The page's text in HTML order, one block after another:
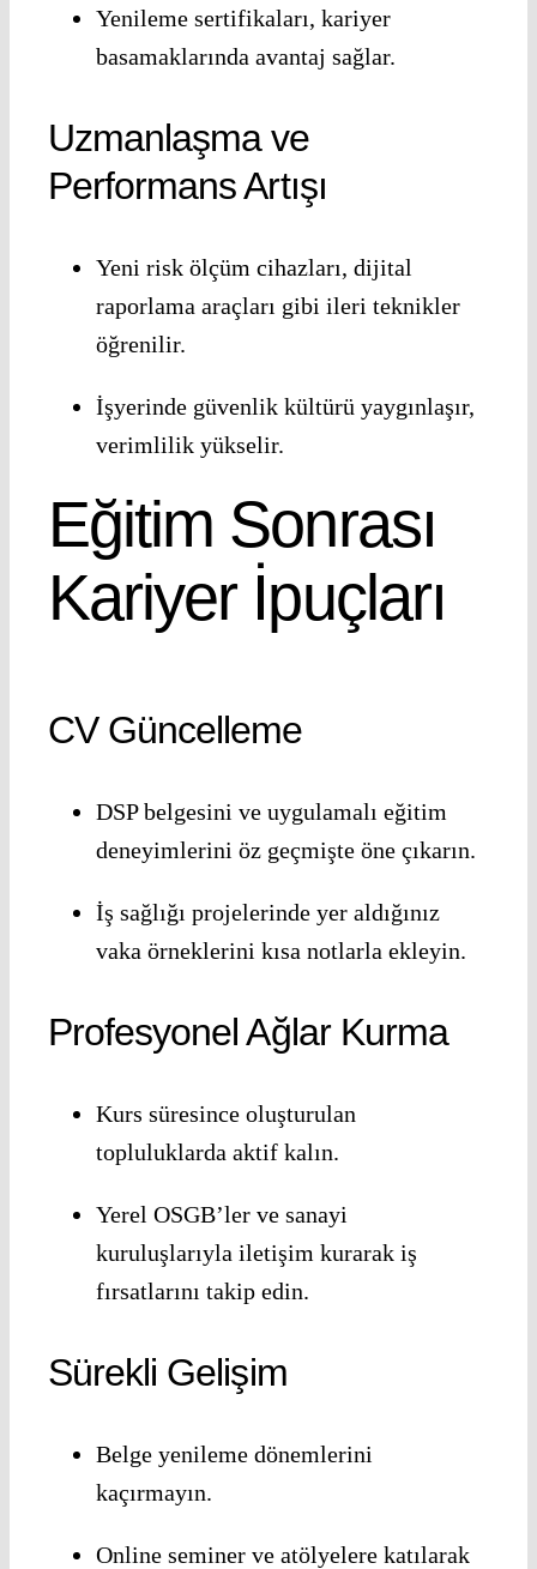
Yenileme sertifikaları, kariyer
basamaklarında avantaj sağlar.
Uzmanlaşma ve
Performans Artışı
Yeni risk ölçüm cihazları, dijital
raporlama araçları gibi ileri teknikler
öğrenilir.
İşyerinde güvenlik kültürü yaygınlaşır,
verimlilik yükselir.
Eğitim Sonrası
Kariyer İpuçları
CV Güncelleme
DSP belgesini ve uygulamalı eğitim
deneyimlerini öz geçmişte öne çıkarın.
İş sağlığı projelerinde yer aldığınız
vaka örneklerini kısa notlarla ekleyin.
Profesyonel Ağlar Kurma
Kurs süresince oluşturulan
topluluklarda aktif kalın.
Yerel OSGB’ler ve sanayi
kuruluşlarıyla iletişim kurarak iş
fırsatlarını takip edin.
Sürekli Gelişim
Belge yenileme dönemlerini
kaçırmayın.
Online seminer ve atölyelere katılarak